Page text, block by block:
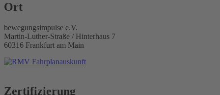
Ort
bewegungsimpulse e.V.
Martin-Luther-Straße / Hinterhaus 7
60316 Frankfurt am Main
Zertifizierung